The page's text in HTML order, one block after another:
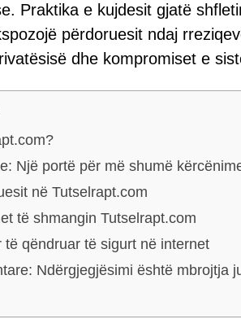
Praktika e kujdesit gjatë
përdoruesit ndaj
dhe kompromiset e
Një portë për më shumë
në Tutselrapt.com
të shmangin Tutselrapt.com
të qëndruar të sigurt në internet
Ndërgjegjësimi është mbrojtja